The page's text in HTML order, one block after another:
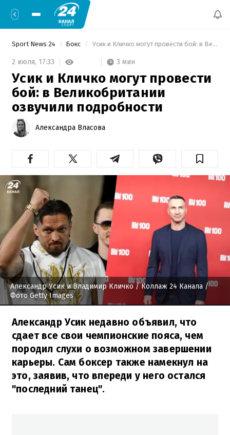
Sport News 24 Бокс Усик и Кличко могут провести бой: в Великобритании озвучили подробности
2 июля, 17:33 3 мин
Усик и Кличко могут провести
бой: в Великобритании
озвучили подробности
Александра Власова
Александр Усик и Владимир Кличко/ Коллаж 24 Канала /
Фото Getty Images
Александр Усик недавно объявил, что
сдает все свои чемпионские пояса, чем
породил слухи о возможном завершении
карьеры. Сам боксер также намекнул на
это, заявив, что впереди у него остался
"последний танец".